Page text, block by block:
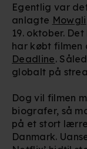
Egentlig var
anlagte Mowgli
19. oktober.
har købt filmen
Deadline.
globalt på
Dog vil filmen
biografer, så
på et stort
Danmark.